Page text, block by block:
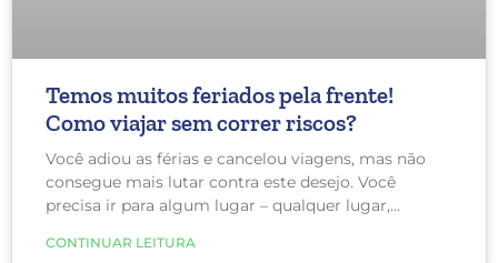
Temos muitos feriados pela frente!
Como viajar sem correr riscos?
Você adiou as férias e cancelou viagens, mas não
consegue mais lutar contra este desejo. Você
precisa ir para algum lugar – qualquer lugar,
distância de casa. E, mesmo que você não vá a lugar
CONTINUAR LEITURA